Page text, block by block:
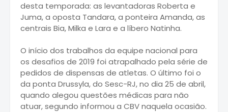
desta temporada: as levantadoras Roberta e
Juma, a oposta Tandara, a ponteira Amanda, as
centrais Bia, Milka e Lara e a líbero Natinha.
O início dos trabalhos da equipe nacional para
os desafios de 2019 foi atrapalhado pela série de
pedidos de dispensas de atletas. O último foi o
da ponta Drussyla, do Sesc-RJ, no dia 25 de abril,
quando alegou questões médicas para não
atuar, segundo informou a CBV naquela ocasião.